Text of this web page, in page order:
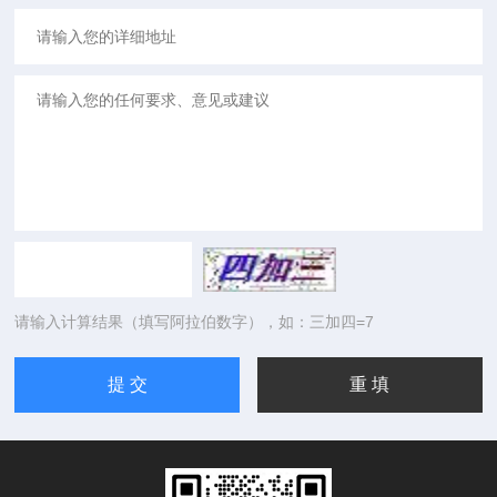
请输入计算结果（填写阿拉伯数字），如：三加四=7